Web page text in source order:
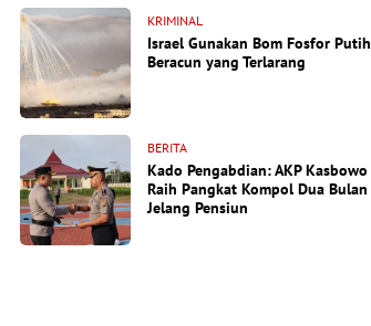
KRIMINAL
Israel Gunakan Bom Fosfor Putih
Beracun yang Terlarang
BERITA
Kado Pengabdian: AKP Kasbowo
Raih Pangkat Kompol Dua Bulan
Jelang Pensiun